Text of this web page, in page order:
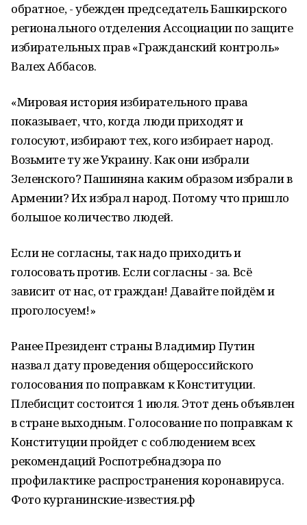
обратное, - убежден председатель Башкирского
регионального отделения Ассоциации по защите
избирательных прав «Гражданский контроль»
Валех Аббасов.
«Мировая история избирательного права
показывает, что, когда люди приходят и
голосуют, избирают тех, кого избирает народ.
Возьмите ту же Украину. Как они избрали
Зеленского? Пашиняна каким образом избрали в
Армении? Их избрал народ. Потому что пришло
большое количество людей.
Если не согласны, так надо приходить и
голосовать против. Если согласны - за. Всё
зависит от нас, от граждан! Давайте пойдём и
проголосуем!»
Ранее Президент страны Владимир Путин
назвал дату проведения общероссийского
голосования по поправкам к Конституции.
Плебисцит состоится 1 июля. Этот день объявлен
в стране выходным. Голосование по поправкам к
Конституции пройдет с соблюдением всех
рекомендаций Роспотребнадзора по
профилактике распространения коронавируса.
Фото курганинские-известия.рф